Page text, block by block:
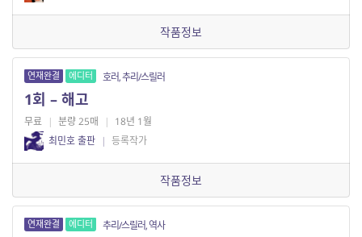
작품정보
연재완결 에디터 호러, 추리/스릴러
1회 – 해고
무료 | 분량 25매 | 18년 1월
최민호 출판 | 등록작가
작품정보
연재완결 에디터 추리/스릴러, 역사